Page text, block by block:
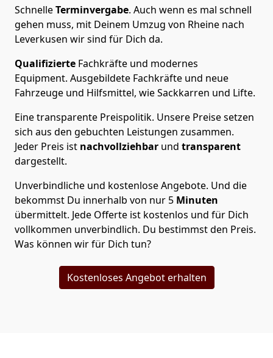
SchnelleTerminvergabe. Auch wenn es mal schnell
gehen muss, mit Deinem Umzug von Rheine nach
Leverkusen wir sind für Dich da.
Qualifizierte Fachkräfte und modernes
Equipment. Ausgebildete Fachkräfte und neue
Fahrzeuge und Hilfsmittel, wie Sackkarren und Lifte.
Eine transparente Preispolitik. Unsere Preise setzen
sich aus den gebuchten Leistungen zusammen.
Jeder Preis ist nachvollziehbar und transparent
dargestellt.
Unverbindliche und kostenlose Angebote. Und die
bekommst Du innerhalb von nur 5 Minuten
übermittelt. Jede Offerte ist kostenlos und für Dich
vollkommen unverbindlich. Du bestimmst den Preis.
Was können wir für Dich tun?
Kostenloses Angebot erhalten